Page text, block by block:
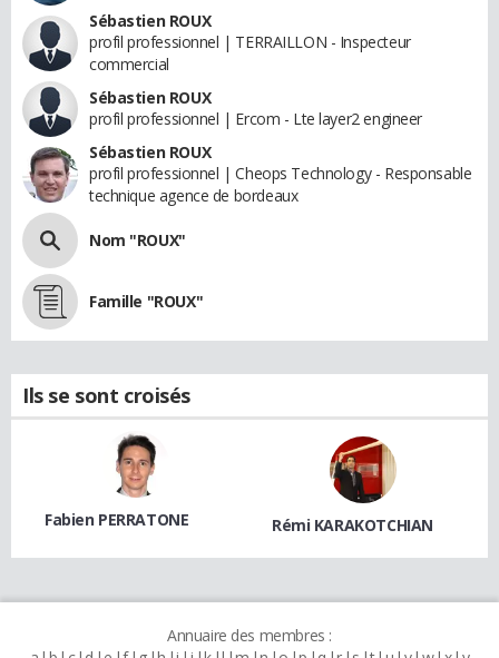
Sébastien ROUX
profil professionnel | TERRAILLON - Inspecteur
commercial
Sébastien ROUX
profil professionnel | Ercom - Lte layer2 engineer
Sébastien ROUX
profil professionnel | Cheops Technology - Responsable
technique agence de bordeaux
Nom "ROUX"
Famille "ROUX"
Ils se sont croisés
Fabien PERRATONE Rémi KARAKOTCHIAN
Annuaire des membres :